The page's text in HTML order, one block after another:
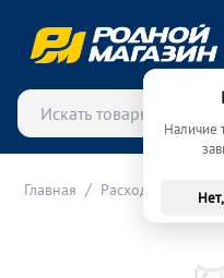
Наличие
Главная / Расходные